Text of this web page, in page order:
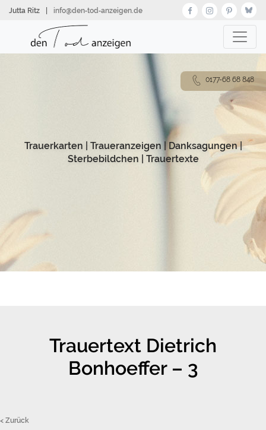
zumJutta Ritz info@den‑tod‑anzeigen.de
Trauerkarten Traueranzeigen |Danksagungen|
Sterbebildchen
Trauertexte
Trauertext Dietrich
Bonhoeffer – 3
< Zurück
0177-68 68 848